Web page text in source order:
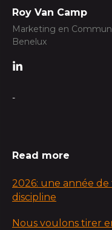
Roy Van Camp
Marketing en
Benelux
-
Read more
2026: une année
discipline
Nous voulons tirer